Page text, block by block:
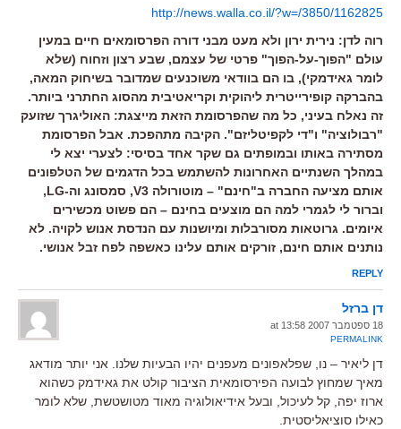
http://news.walla.co.il/?w=/3850/1162825
רוה לדן: נירית ירון ולא מעט מבני דורה הפרסומאים חיים במעין
עולם "הפוך-על-הפוך" פרטי של עצמם, שבע רצון וזחוח (שלא
לומר גאידמקי), בו הם בוודאי משוכנעים שמדובר בשיחוק המאה,
בהברקה קופירייטרית ליהוקית וקריאטיבית מהסוג החתרני ביותר.
זה נאלח בעיני, כל מה שהפרסומת הזאת מייצגת: האוליגרך שזועק
"רבולוציה" ו"די לקפיטליזם". הקיבה מתהפכת. אבל הפרסומת
מסתירה באותו ובמופתים גם שקר אחד בסיסי: לצערי יצא לי
במהלך השנתיים האחרונות להשתמש בכל הדגמים של הטלפונים
אותם מציעה החברה ב"חינם" – מוטורולה V3, סמסונג וה-LG,
וברור לי לגמרי למה הם מוצעים בחינם – הם פשוט מכשירים
איומים. גרוטאות מסורבלות ומיושנות עם הנדסת אנוש לקויה. לא
נותנים אותם חינם, זורקים אותם עלינו כאשפה לפח זבל אנושי.
REPLY
דן ברזל
18 ספטמבר 2007 at 13:58
PERMALINK
דן ליאיר – נו, שפלאפונים מעפנים יהיו הבעיות שלנו. אני יותר מודאג
מאיך שמחוץ לבועה הפירסומאית הציבור קולט את גאידמק כשהוא
ארוז יפה, קל לעיכול, ובעל אידיאולוגיה מאוד מטושטשת, שלא לומר
כאילו סוציאליסטית.